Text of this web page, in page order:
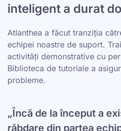
inteligent a durat
Atlanthea a făcut tranziția
echipei noastre de suport.
activități demonstrative cu
Biblioteca de tutoriale a
probleme.
„Încă de la început a
răbdare din partea